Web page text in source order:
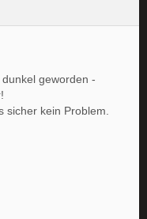
geworden -
sicher kein Problem.